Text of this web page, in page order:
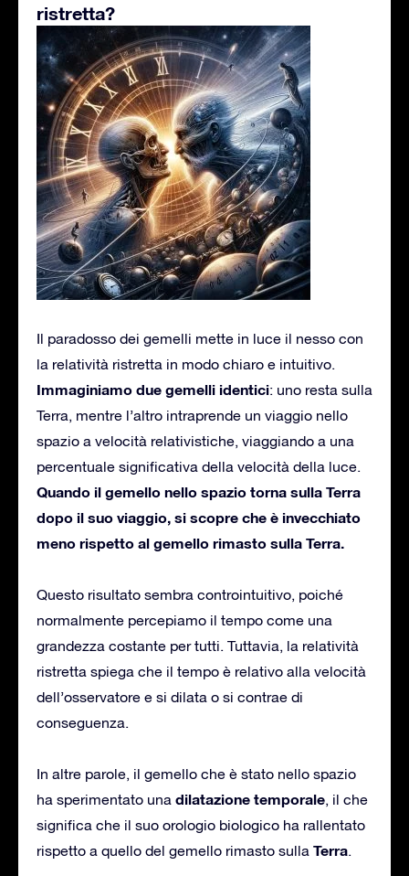
ristretta?
Il paradosso dei gemelli mette in luce il nesso con
la relatività ristretta in modo chiaro e intuitivo.
Immaginiamo due gemelli identici: uno resta sulla
Terra, mentre l’altro intraprende un viaggio nello
spazio a velocità relativistiche, viaggiando a una
percentuale significativa della velocità della luce.
Quando il gemello nello spazio torna sulla Terra
dopo il suo viaggio, si scopre che è invecchiato
meno rispetto al gemello rimasto sulla Terra.
Questo risultato sembra controintuitivo, poiché
normalmente percepiamo il tempo come una
grandezza costante per tutti. Tuttavia, la relatività
ristretta spiega che il tempo è relativo alla velocità
dell’osservatore e si dilata o si contrae di
conseguenza.
In altre parole, il gemello che è stato nello spazio
ha sperimentato una dilatazione temporale, il che
significa che il suo orologio biologico ha rallentato
rispetto a quello del gemello rimasto sulla Terra.